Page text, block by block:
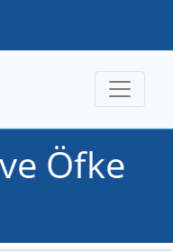
Öfke